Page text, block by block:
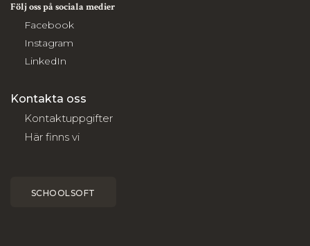
Följ oss på sociala medier
Facebook
Instagram
LinkedIn
Kontakta oss
Kontaktuppgifter
Här finns vi
SCHOOLSOFT